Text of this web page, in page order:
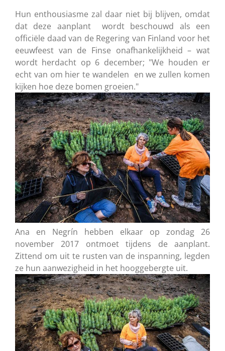
Hun enthousiasme zal daar niet bij blijven, omdat
dat deze aanplant wordt beschouwd als een
officiële daad van de Regering van Finland voor het
eeuwfeest van de Finse onafhankelijkheid – wat
wordt herdacht op 6 december; "We houden er
echt van om hier te wandelen en we zullen komen
kijken hoe deze bomen groeien."
Ana en Negrín hebben elkaar op zondag 26
november 2017 ontmoet tijdens de aanplant.
Zittend om uit te rusten van de inspanning, legden
ze hun aanwezigheid in het hooggebergte uit.